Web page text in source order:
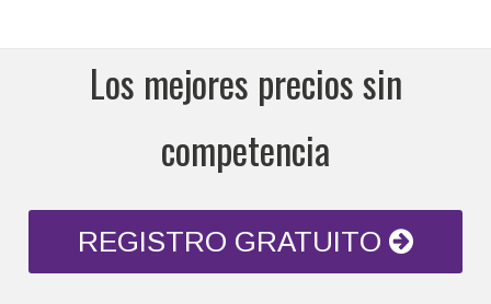
Los mejores precios sin
competencia
REGISTRO GRATUITO